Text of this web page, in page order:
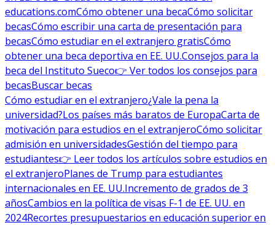
educations.comCómo obtener una becaCómo solicitar
becasCómo escribir una carta de presentación para
becasCómo estudiar en el extranjero gratisCómo
obtener una beca deportiva en EE. UU.Consejos para la
beca del Instituto Sueco👉 Ver todos los consejos para
becasBuscar becas
Cómo estudiar en el extranjero¿Vale la pena la
universidad?Los países más baratos de EuropaCarta de
motivación para estudios en el extranjeroCómo solicitar
admisión en universidadesGestión del tiempo para
estudiantes👉 Leer todos los artículos sobre estudios en
el extranjeroPlanes de Trump para estudiantes
internacionales en EE. UU.Incremento de grados de 3
añosCambios en la política de visas F-1 de EE. UU. en
2024Recortes presupuestarios en educación superior en